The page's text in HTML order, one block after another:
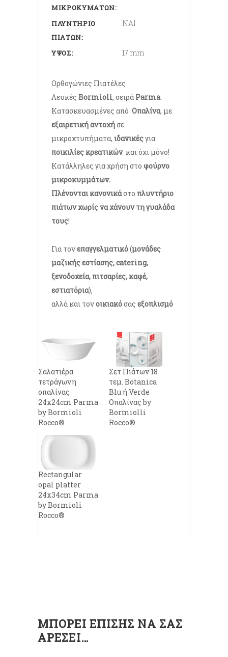
ΜΙΚΡΟΚΥΜΆΤΩΝ
ΠΛΥΝΤΉΡΙΟ
ΠΙΆΤΩΝ
ΝΑΙ
ΎΨΟΣ 17 mm
Ορθογώνιες Πιατέλες
Λευκές Bormioli, σειρά Parma.
Κατασκευασμένες από Οπαλίνα, με
εξαιρετική αντοχήσε
μικροχτυπήματα, ιδανικέςγια
ποικιλίες κρεατικώνκαι όχι μόνο!
Κατάλληλες για χρήση στο φούρνο
μικροκυμμάτων.
Πλένονται κανονικάστο πλυντήριο
πιάτωνχωρίς να χάνουν τη γυαλάδα
τους!
Για τονεπαγγελματικό(μονάδες
μαζικής εστίασης, catering,
ξενοδοχεία, πιτσαρίες, καφέ,
εστιατόρια),
αλλά και τονοικιακόσας εξοπλισμό
Σαλατιέρα
τετράγωνη
οπαλίνας
24x24cm Parma
by Bormioli
Rocco®
Σετ Πιάτων 18
τεμ. Botanica
Blu ή Verde
Οπαλίνας by
Bormiolli
Rocco®
Rectangular
opal platter
24x34cm Parma
by Bormioli
Rocco®
ΜΠΟΡΕΊ ΕΠΊΣΗΣ ΝΑ ΣΑΣ
ΑΡΈΣΕΙ…